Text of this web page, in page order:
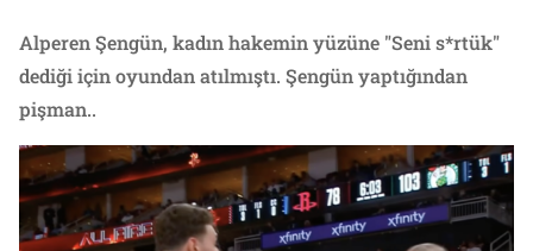
Alperen Şengün, kadın hakemin yüzüne "Seni s*rtük"
dediği için oyundan atılmıştı. Şengün yaptığından
pişman..